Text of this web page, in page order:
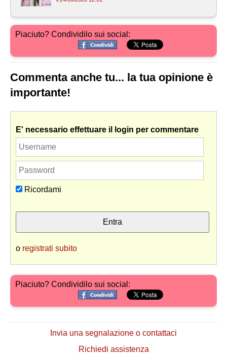
Piaciuto? Condividilo sui social:
Commenta anche tu... la tua opinione è
importante!
E' necessario effettuare il login per commentare
Ricordami
o registrati subito
Piaciuto? Condividilo sui social:
Invia una segnalazione o contattaci
Richiedi assistenza